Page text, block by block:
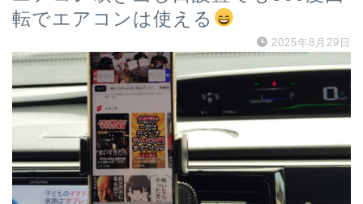
転でエアコンは使える
2025年8月29日